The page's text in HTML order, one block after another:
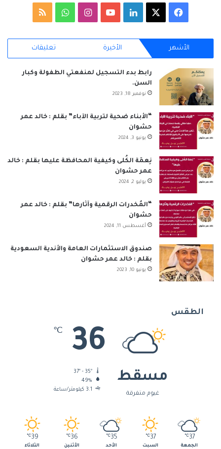
س
ب
و
ك
ك
د
ن
o
u ت س
خ
ص
S
الأشهر الأخيرة تعليقات
رابط بدء التسجيل لمنفعتي الطفولة وكبار
السن.
نوفمبر 18, 2023
“الأبناء ضحية لتربية الآباء” بقلم : خالد عمر
حشوان
يونيو 3, 2024
نِعمَة الكُلى وكيفية المحافظة عليها بقلم : خالد
عمر حشوان
يوليو 2, 2024
“المُخدرات الرقمية وآثارها” بقلم : خالد عمر
حشوان
أغسطس 11, 2024
صندوق الاستثمارات العامة والأندية السعودية
بقلم : خالد عمر حشوان
يونيو 10, 2023
الطقس
مسقط
غيوم متفرقة
36
℃
49%
3.1 كيلومتر/ساعة
37
℃
الجمعة
37
℃
السبت
35
℃
الأحد
36
℃
الأثنين
39
℃
الثلاثاء